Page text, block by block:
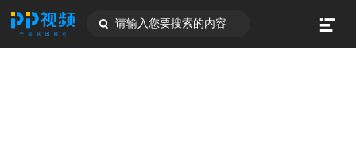
请输入您要搜索的内容